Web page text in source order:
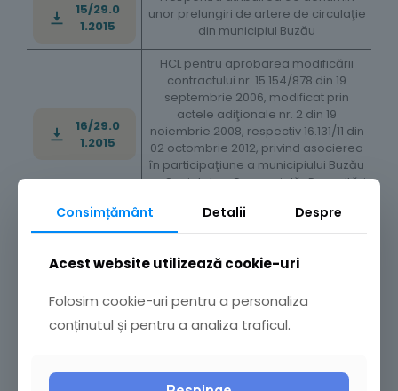
15/29.0
1.2015
unor prelungiri de artere de circulaţie
din municipiul Buzău
16/29.0
1.2015
HCL pentru aprobarea modificării
contractului nr. 15.154/878 din 19
septembrie 2006, modificat prin
actele adiţionale nr. 2 din 19
noiembrie 2008, respectiv 16.131/11 din
02 octombrie 2012, privind asocierea
în participaţiune a municipiului Buzău
cu Societatea Comercială „Dezvoltări
.2015
HCL privind forma în care se va
perioada 2015 – 2019 în cadrul
18/29.01
HCL privind modul de soluţionare a
cererilor pentru eliberarea unor
HCL privind acordarea normei de
Consimțământ Detalii Despre
Acest website utilizează cookie-uri
Folosim cookie-uri pentru a personaliza
conținutul și pentru a analiza traficul.